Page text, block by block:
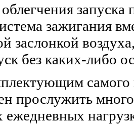
запуска
зажигания
заслонкой
без каких-либо
самого
прослужить